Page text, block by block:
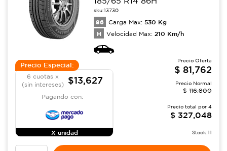
sku:13730
86 Carga Max: 530 Kg
H Velocidad Max: 210 Km/h
Precio Especial:
6 cuotas x
(sin intereses)
$13,627
Pagando con:
X unidad
Precio Oferta
$ 81,762
Precio Normal
$ 116,800
Precio total por 4
$ 327,048
Stock:11